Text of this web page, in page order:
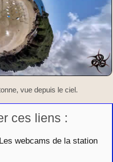
vue depuis le ciel.
ces liens :
webcams de la station